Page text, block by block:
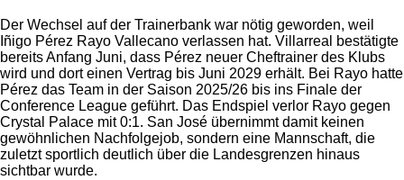
Der Wechsel auf der Trainerbank war nötig geworden, weil
Iñigo Pérez Rayo Vallecano verlassen hat. Villarreal bestätigte
bereits Anfang Juni, dass Pérez neuer Cheftrainer des Klubs
wird und dort einen Vertrag bis Juni 2029 erhält. Bei Rayo hatte
Pérez das Team in der Saison 2025/26 bis ins Finale der
Conference League geführt. Das Endspiel verlor Rayo gegen
Crystal Palace mit 0:1. San José übernimmt damit keinen
gewöhnlichen Nachfolgejob, sondern eine Mannschaft, die
zuletzt sportlich deutlich über die Landesgrenzen hinaus
sichtbar wurde.